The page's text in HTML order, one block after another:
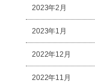
2023年2月
2023年1月
2022年12月
2022年11月